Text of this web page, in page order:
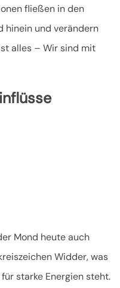
fließen in den
hinein und verändern
alles – Wir sind mit
Mond heute auch
Widder, was
starke Energien steht.